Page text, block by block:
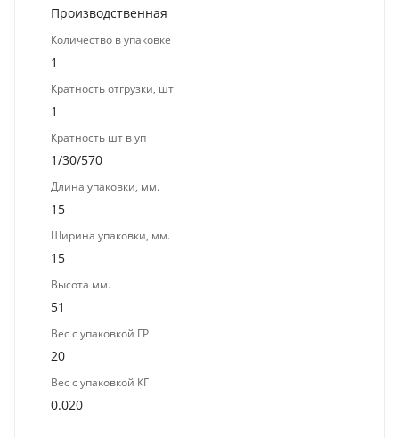
Производственная
Количество в упаковке
1
Кратность отгрузки, шт
1
Кратность шт в уп
1/30/570
Длина упаковки, мм.
15
Ширина упаковки, мм.
15
Высота мм.
51
Вес с упаковкой ГР
20
Вес с упаковкой КГ
0.020